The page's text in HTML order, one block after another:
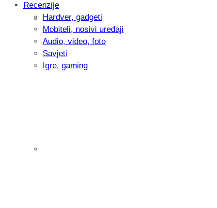
Intervju: Goran Jović, fotograf -
Recenzije
Hardver, gadgeti
Mobiteli, nosivi uređaji
Audio, video, foto
Savjeti
Igre, gaming